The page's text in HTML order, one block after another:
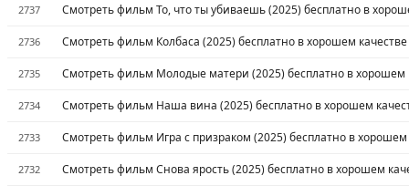
2737 Смотреть фильм То, что ты убиваешь (2025) бесплатно в
2736 Смотреть фильм Колбаса (2025) бесплатно в хорошем качестве
2735 Смотреть фильм Молодые матери (2025) бесплатно в хорошем
2734 Смотреть фильм Наша вина (2025) бесплатно в хорошем
2733 Смотреть фильм Игра с призраком (2025) бесплатно в хорошем
2732 Смотреть фильм Снова ярость (2025) бесплатно в хорошем